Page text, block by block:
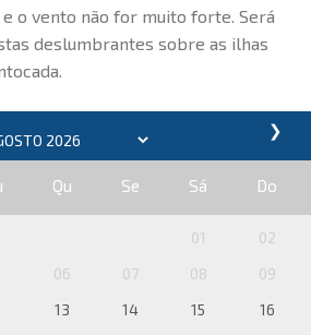
o vento não for muito forte. Será
deslumbrantes sobre as ilhas
❯
Qu Se Sá Do
01
02
06 07 08
09
13 14 15
16